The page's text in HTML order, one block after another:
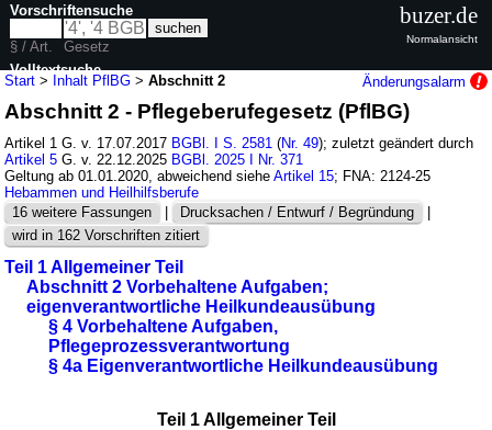
Start > Inhalt PflBG >Abschnitt 2 Änderungsalarm
Abschnitt 2 - Pflegeberufegesetz (PflBG)
Artikel 1 G. v. 17.07.2017 BGBl. I S. 2581 (Nr. 49); zuletzt geändert durch
Artikel 5 G. v. 22.12.2025 BGBl. 2025 I Nr. 371
Geltung ab 01.01.2020, abweichend sieheArtikel 15; FNA: 2124-25
Hebammen und Heilhilfsberufe
16 weitere Fassungen
| Drucksachen / Entwurf / Begründung
|
wird in 162 Vorschriften zitiert
Teil 1 Allgemeiner Teil
Abschnitt 2 Vorbehaltene Aufgaben;
eigenverantwortliche Heilkundeausübung
§ 4 Vorbehaltene Aufgaben,
Pflegeprozessverantwortung
§ 4a Eigenverantwortliche Heilkundeausübung
Teil 1 Allgemeiner Teil
Vorschriftensuche
§ / Art.
Gesetz
Volltextsuche
nur in PflBG
buzer.de
Normalansicht